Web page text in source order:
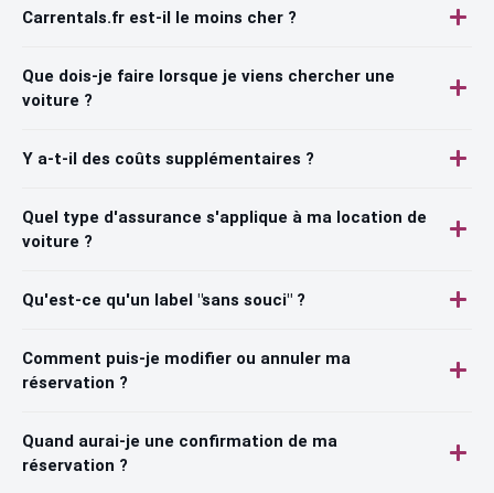
Carrentals.fr est-il le moins cher ?
Que dois-je faire lorsque je viens chercher une
voiture ?
Y a-t-il des coûts supplémentaires ?
Quel type d'assurance s'applique à ma location de
voiture ?
Qu'est-ce qu'un label "sans souci" ?
Comment puis-je modifier ou annuler ma
réservation ?
Quand aurai-je une confirmation de ma
réservation ?